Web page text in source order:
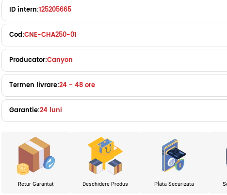
ID intern:125205665
Cod:CNE-CHA250-01
Producator:Canyon
Termen livrare:24 - 48 ore
Garantie:24 luni
Retur Garantat Deschidere Produs Plata Securizata